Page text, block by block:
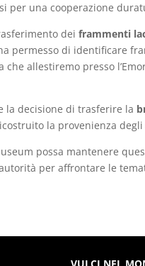
per una cooperazione
deiframmenti
permesso di identificare
allestiremo presso
la decisione di trasferire la
la provenienza
possa mantenere
per affrontare le